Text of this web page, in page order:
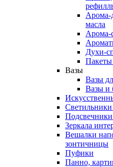
Арома-
масла
Арома-
Духи-
Пакеты
Вазы
Вазы
Вазы и
Зеркала
Вешалки
зонтичницы
Пуфики
Панно,